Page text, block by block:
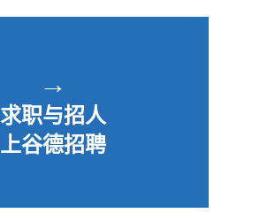
→
求职与招人
上谷德招聘